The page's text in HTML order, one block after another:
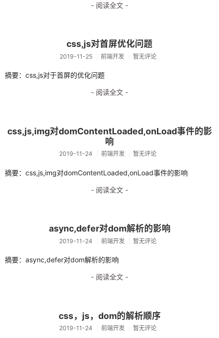
jsdom使用
正则
汇编
linux
docker入门
xdebug
逆向
IDA
OD
代码审计
- 阅读全文 -
css,js对首屏优化问题
2019-11-25 前端开发 暂无评论
摘要：css,js对于首屏的优化问题
- 阅读全文 -
css,js,img对domContentLoaded,onLoad事件的影
响
2019-11-24 前端开发 暂无评论
摘要：css,js,img对domContentLoaded,onLoad事件的影响
- 阅读全文 -
async,defer对dom解析的影响
2019-11-24 前端开发 暂无评论
摘要：async,defer对dom解析的影响
- 阅读全文 -
css，js，dom的解析顺序
2019-11-24 前端开发 暂无评论